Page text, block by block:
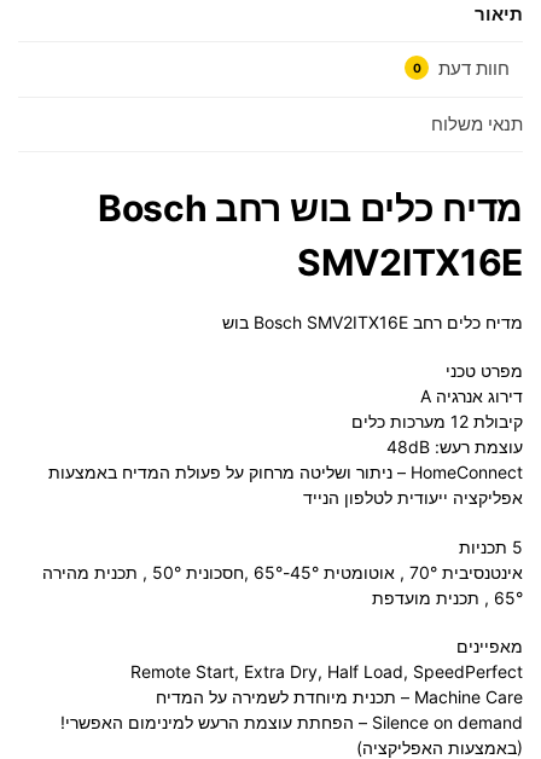
תיאור
חוות דעת 0
תנאי משלוח
מדיח כלים בוש ‏רחב Bosch
SMV2ITX16E
מדיח כלים ‏רחב Bosch SMV2ITX16E בוש
מפרט טכני
דירוג אנרגיה A
קיבולת 12 מערכות כלים
עוצמת רעש: 48dB
HomeConnect – ניתור ושליטה מרחוק על פעולת המדיח באמצעות
אפליקציה ייעודית לטלפון הנייד
5 תכניות
אינטנסיבית 70° , אוטומטית 45°-65° ,חסכונית 50° , תכנית מהירה
65° , תכנית מועדפת
מאפיינים
Remote Start, Extra Dry, Half Load, SpeedPerfect
Machine Care – תכנית מיוחדת לשמירה על המדיח
Silence on demand – הפחתת עוצמת הרעש למינימום האפשרי!
(באמצעות האפליקציה)